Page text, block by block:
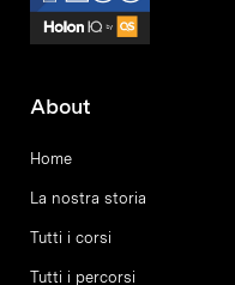
About
Home
La nostra storia
Tutti i corsi
Tutti i percorsi